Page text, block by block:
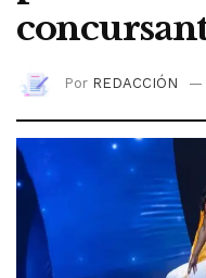
Por REDACCIÓN